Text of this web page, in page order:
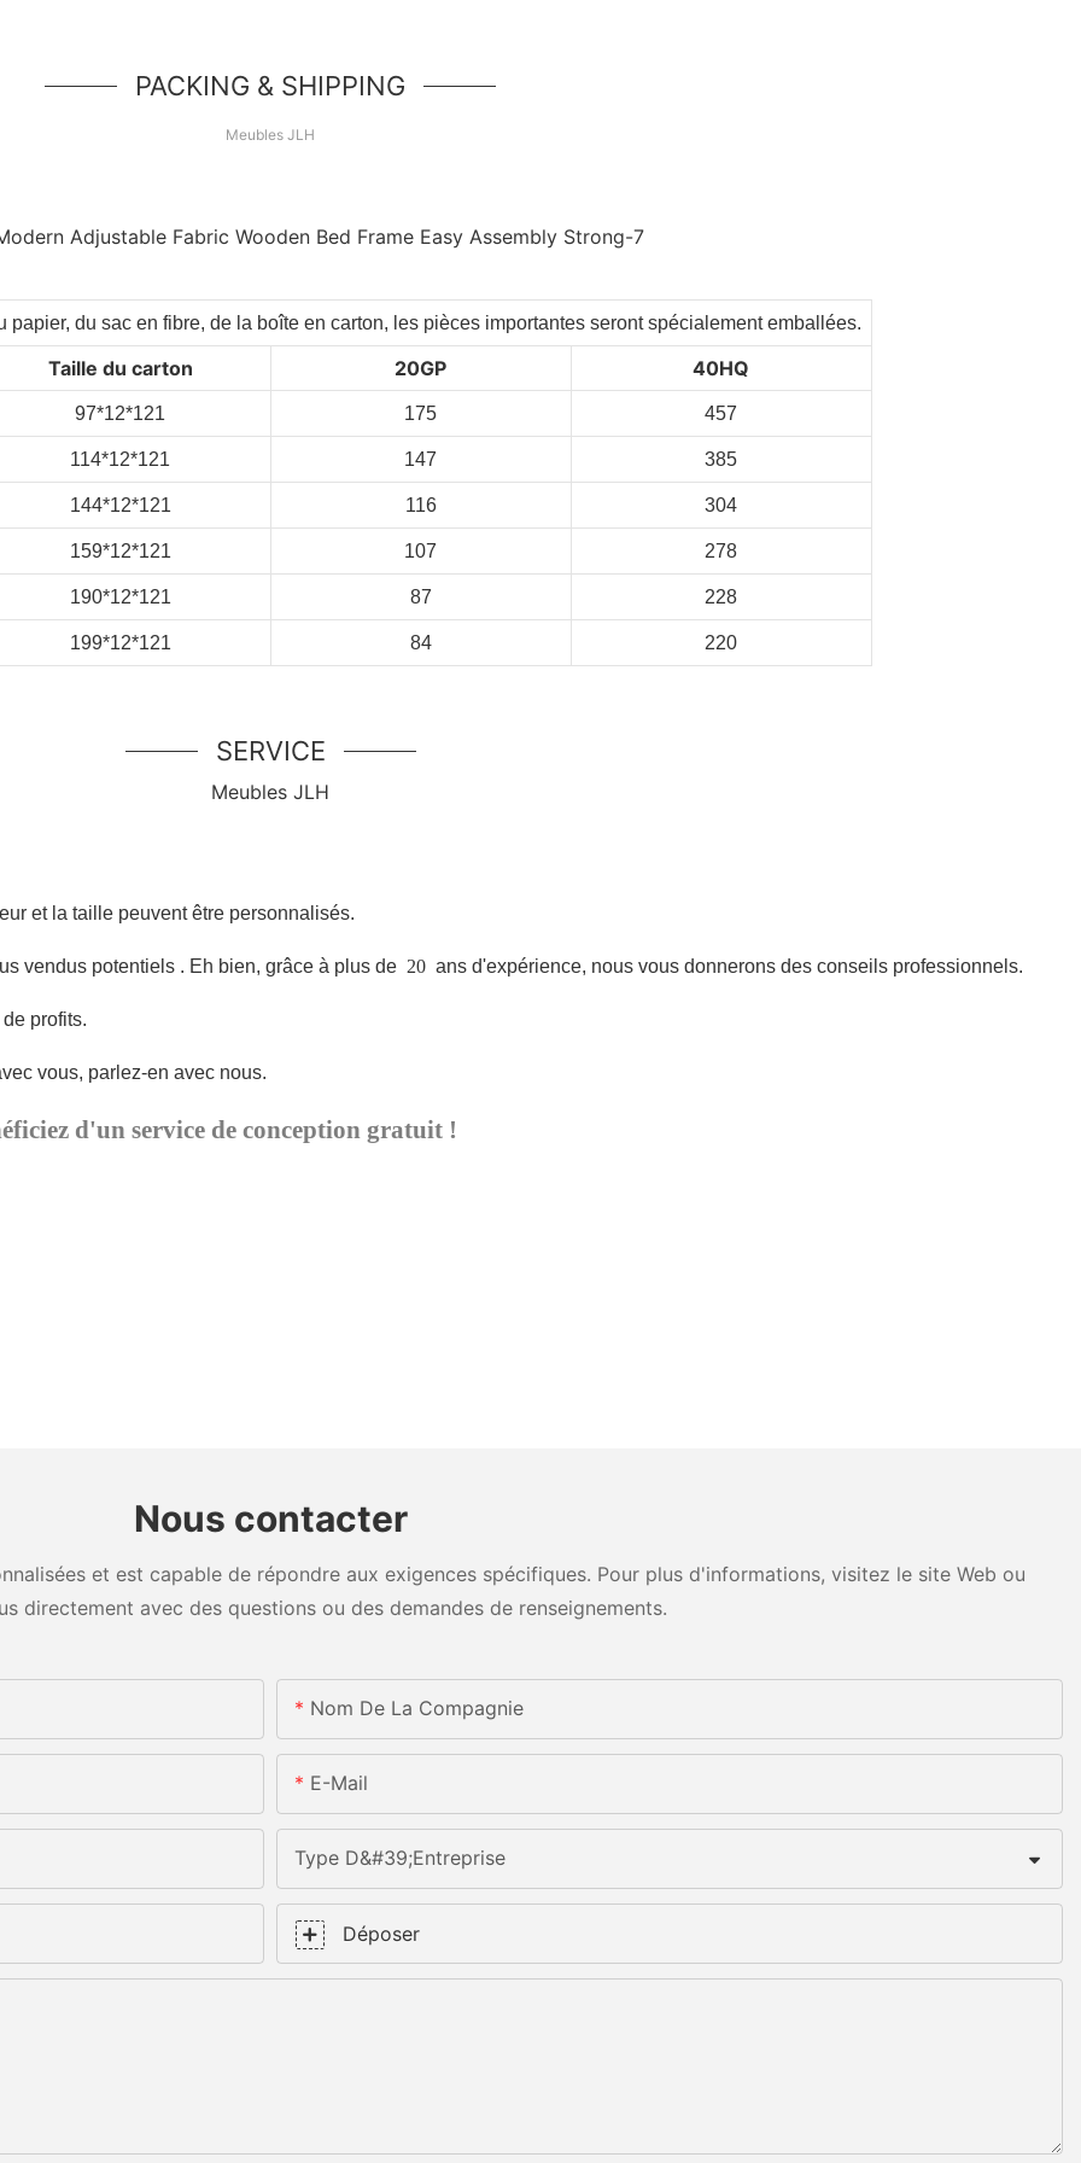
PACKING & SHIPPING
Meubles JLH
du sac en fibre, de la boîte en carton, les pièces importantes seront spécialement emballées.
Taille du carton 20GP 40HQ
97*12*121 175 457
114*12*121 147 385
144*12*121 116 304
159*12*121 107 278
190*12*121 87 228
199*12*121 84 220
SERVICE
Meubles JLH
et la taille peuvent être personnalisés.
vendus potentiels . Eh bien, grâce à plus de 20 ans d'expérience, nous vous donnerons des conseils professionnels.
profits.
vous, parlez-en avec nous.
d'un service de conception gratuit !
Nous contacter
et est capable de répondre aux exigences spécifiques. Pour plus d'informations, visitez le site Web ou
directement avec des questions ou des demandes de renseignements.
Nom De La Compagnie
E-Mail
Type D&#39;entreprise
Déposer